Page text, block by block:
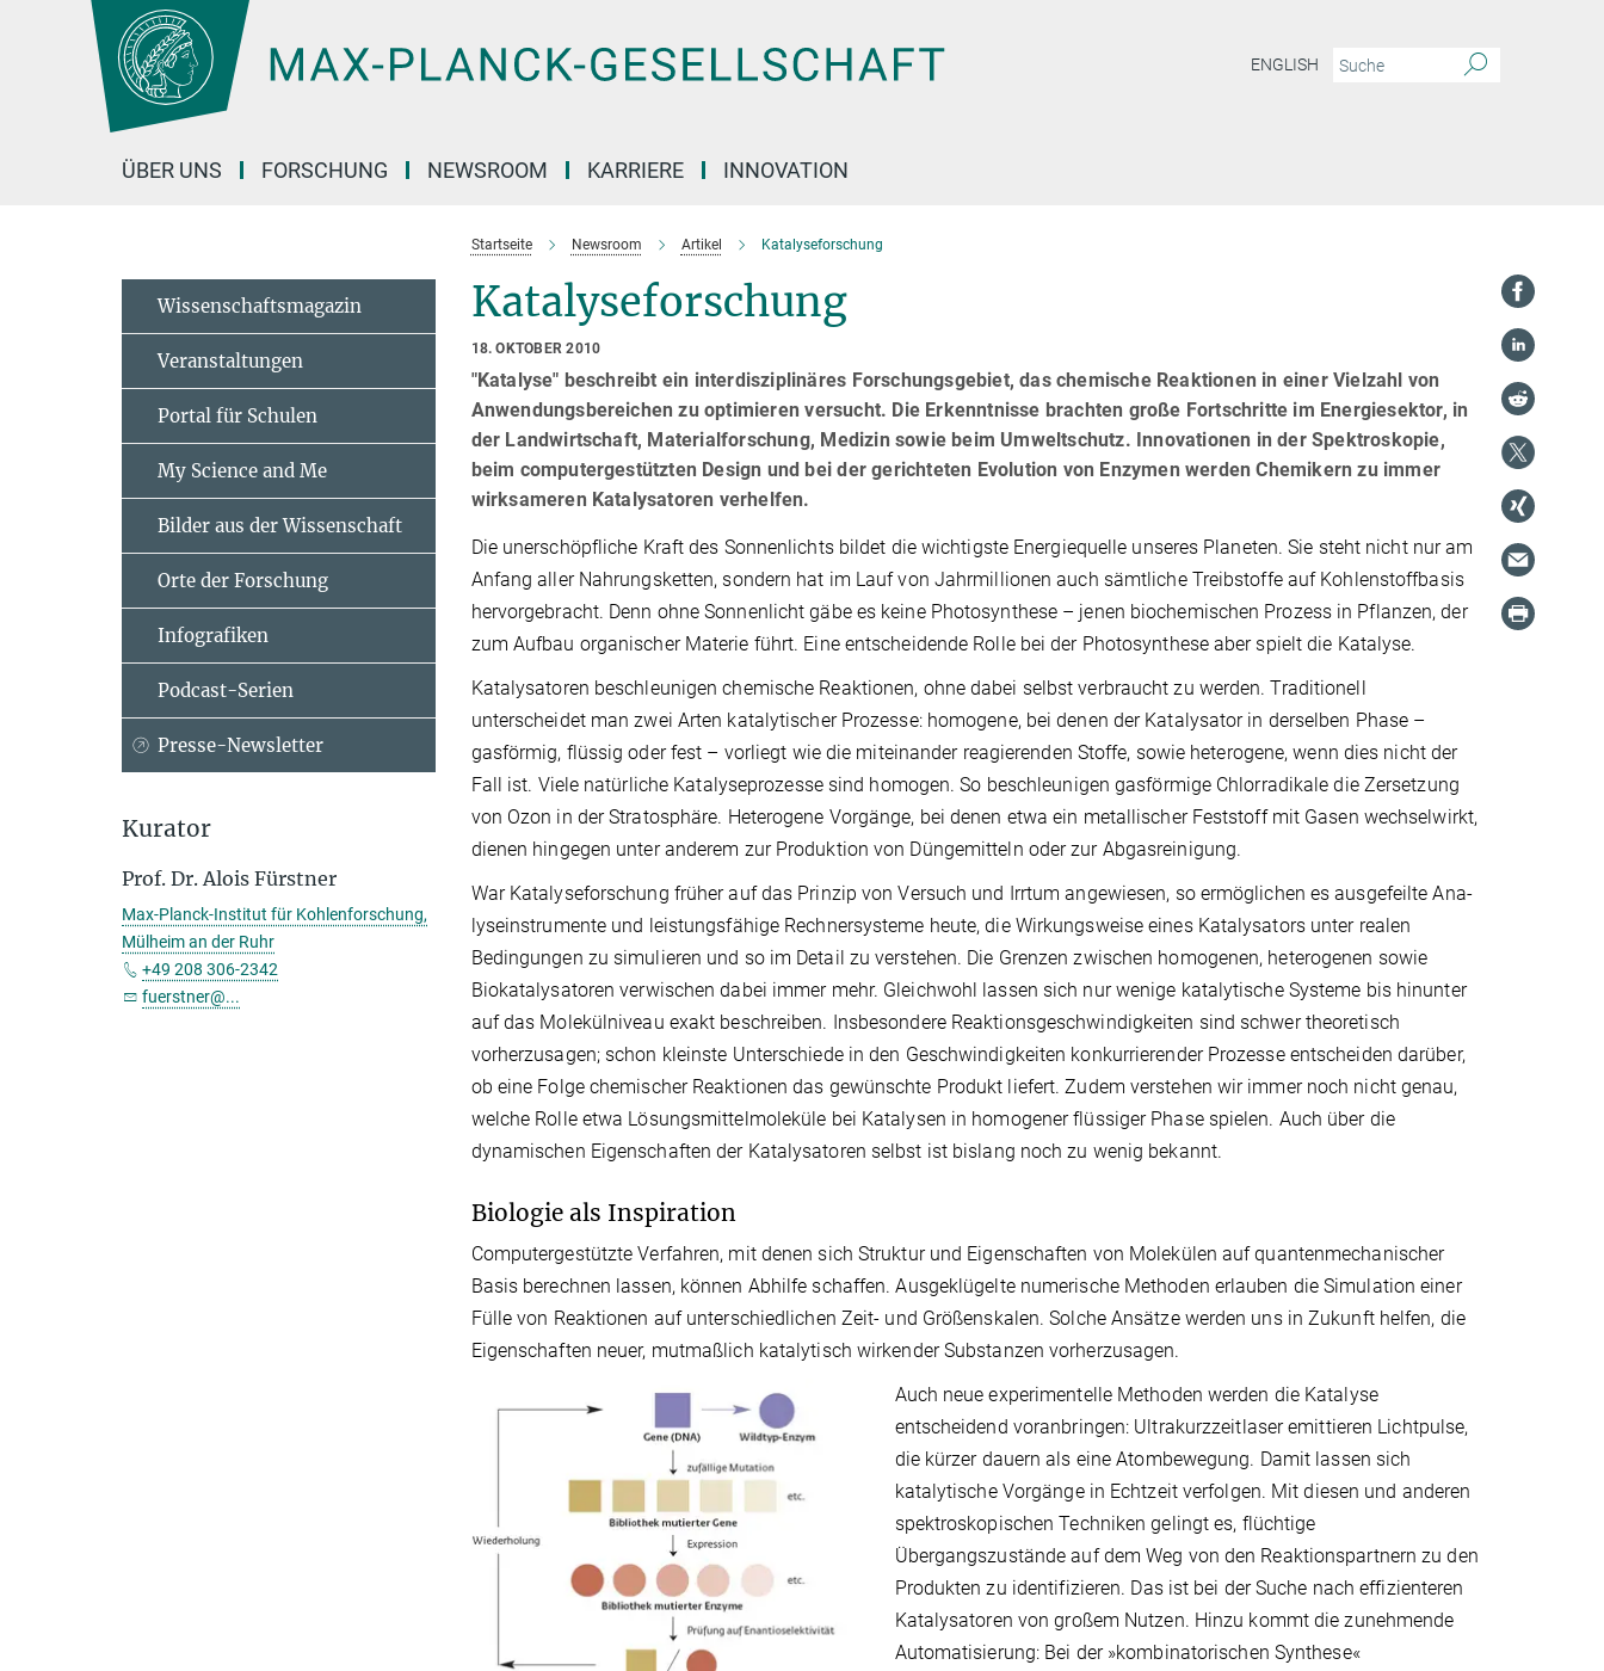
Hauptinhalt
ENGLISH
ÜBER UNS FORSCHUNG NEWSROOM KARRIERE INNOVATION
Startseite Newsroom Artikel Katalyseforschung
Katalyseforschung
18. OKTOBER 2010
"Katalyse" beschreibt ein interdisziplinäres Forschungsgebiet, das chemische Reaktionen in einer Vielzahl von
Anwendungsbereichen zu optimieren versucht. Die Erkenntnisse brachten große Fortschritte im Energiesektor, in
der Landwirtschaft, Materialforschung, Medizin sowie beim Umweltschutz. Innovationen in der Spektroskopie,
beim computergestützten Design und bei der gerichteten Evolution von Enzymen werden Chemikern zu immer
wirksameren Katalysatoren verhelfen.
Die unerschöpfliche Kraft des Sonnenlichts bildet die wichtigste Energiequelle unseres Planeten. Sie steht nicht nur am
Anfang aller Nahrungsketten, sondern hat im Lauf von Jahrmillionen auch sämtliche Treibstoffe auf Kohlenstoffbasis
hervorgebracht. Denn ohne Sonnenlicht gäbe es keine Photosynthese – jenen biochemischen Prozess in Pflanzen, der
zum Aufbau organischer Materie führt. Eine entscheidende Rolle bei der Photosynthese aber spielt die Katalyse.
Katalysatoren beschleunigen chemische Reaktionen, ohne dabei selbst verbraucht zu werden. Traditionell
unterscheidet man zwei Arten katalytischer Prozesse: homogene, bei denen der Katalysator in derselben Phase –
gasförmig, flüssig oder fest – vorliegt wie die mitei­nander reagierenden Stoffe, sowie heterogene, wenn dies nicht der
Fall ist. Viele natürliche Katalyseprozesse sind homogen. So beschleunigen gasförmige Chlorradikale die Zersetzung
von Ozon in der Stratosphäre. Heterogene Vorgänge, bei denen etwa ein metallischer Feststoff mit Gasen wechselwirkt,
dienen hingegen unter anderem zur Produktion von Düngemitteln oder zur Abgasreinigung.
War Katalyseforschung früher auf das Prinzip von Versuch und Irrtum angewiesen, so ermöglichen es ausgefeilte Ana­
lyse­instrumente und leistungsfähige Rechnersysteme heute, die Wirkungsweise eines Katalysators unter realen
Bedingungen zu simulieren und so im Detail zu verstehen. Die Grenzen zwischen homogenen, he­tero­genen sowie
Biokatalysatoren verwischen dabei immer mehr. Gleichwohl lassen sich nur wenige katalytische Systeme bis hinunter
auf das Molekülniveau exakt beschreiben. Insbesondere Reaktionsgeschwindigkeiten sind schwer theoretisch
vorherzusagen; schon kleinste Unterschiede in den Geschwindigkeiten konkurrierender Prozesse entscheiden darüber,
ob eine Folge chemischer Reaktionen das gewünschte Produkt liefert. Zudem verstehen wir immer noch nicht genau,
welche Rolle etwa Lösungsmittelmoleküle bei Katalysen in homogener flüssiger Phase spielen. Auch über die
dynamischen Eigenschaften der Katalysatoren selbst ist bislang noch zu wenig bekannt.
Biologie als Inspiration
Computergestützte Verfahren, mit denen sich Struktur und Eigenschaften von Molekülen auf quantenmechanischer
Basis berechnen lassen, können Abhilfe schaffen. Ausgeklügelte numerische Methoden erlauben die Simulation einer
Fülle von Reaktionen auf unterschiedlichen Zeit- und Größenskalen. Solche Ansätze werden uns in Zukunft helfen, die
Eigenschaften neuer, mutmaßlich katalytisch wirkender Substanzen vorherzusagen.
Auch neue experimentelle Methoden werden die Katalyse
entscheidend voranbringen: Ultrakurzzeitlaser emittieren Lichtpulse,
die kürzer dauern als eine Atombewegung. Damit lassen sich
katalytische Vorgänge in Echtzeit verfolgen. Mit diesen und anderen
spektroskopischen Techniken gelingt es, flüchtige
Übergangszustände auf dem Weg von den Reaktionspartnern zu den
Produkten zu identifizieren. Das ist bei der Suche nach effizienteren
Katalysatoren von großem Nutzen. Hinzu kommt die zunehmende
Automatisierung: Bei der »kombinatorischen Synthese«
Wissenschaftsmagazin
Veranstaltungen
Portal für Schulen
My Science and Me
Bilder aus der Wissenschaft
Orte der Forschung
Infografiken
Podcast-Serien
Presse-Newsletter
Kurator
Prof. Dr. Alois Fürstner
Max-Planck-Institut für Kohlenforschung,
Mülheim an der Ruhr
+49 208 306-2342
fuerstner@...